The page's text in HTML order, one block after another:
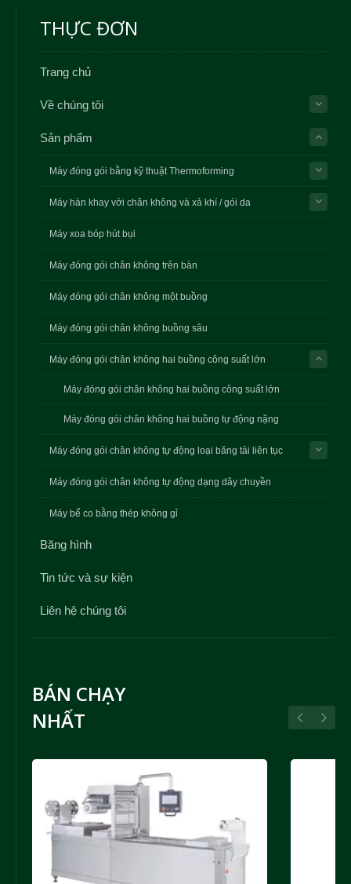
THỰC ĐƠN
Trang chủ
Về chúng tôi
Sản phẩm
Máy đóng gói bằng kỹ thuật Thermoforming
Máy hàn khay với chân không và xả khí / gói da
Máy xoa bóp hút bụi
Máy đóng gói chân không trên bàn
Máy đóng gói chân không một buồng
Máy đóng gói chân không buồng sâu
Máy đóng gói chân không hai buồng công suất lớn
Máy đóng gói chân không hai buồng công suất lớn
Máy đóng gói chân không hai buồng tự động nặng
Máy đóng gói chân không tự động loại băng tải liên tục
Máy đóng gói chân không tự động dạng dây chuyền
Máy bể co bằng thép không gỉ
Băng hình
Tin tức và sự kiện
Liên hệ chúng tôi
BÁN CHẠY
NHẤT